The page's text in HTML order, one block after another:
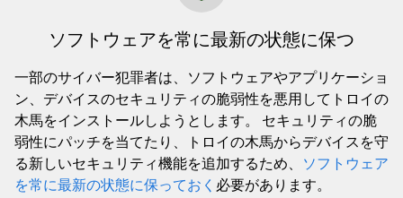
ソフトウェアを常に最新の状態に保つ
一部のサイバー犯罪者は、ソフトウェアやアプリケーショ
ン、デバイスのセキュリティの脆弱性を悪用してトロイの
木馬をインストールしようとします。 セキュリティの脆
弱性にパッチを当てたり、トロイの木馬からデバイスを守
る新しいセキュリティ機能を追加するため、 ソフトウェア
を常に最新の状態に保っておく 必要があります。